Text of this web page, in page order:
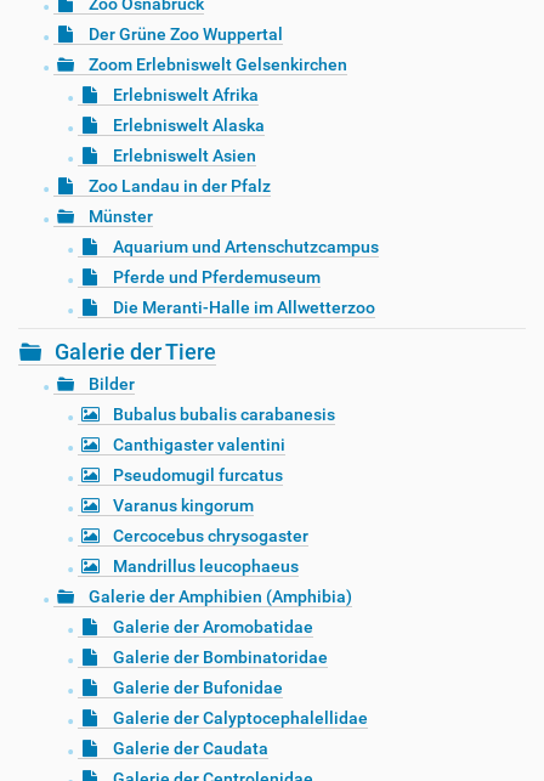
Zoo Osnabrück
Der Grüne Zoo Wuppertal
Zoom Erlebniswelt Gelsenkirchen
Erlebniswelt Afrika
Erlebniswelt Alaska
Erlebniswelt Asien
Zoo Landau in der Pfalz
Münster
Aquarium und Artenschutzcampus
Pferde und Pferdemuseum
Die Meranti-Halle im Allwetterzoo
Galerie der Tiere
Bilder
Bubalus bubalis carabanesis
Canthigaster valentini
Pseudomugil furcatus
Varanus kingorum
Cercocebus chrysogaster
Mandrillus leucophaeus
Galerie der Amphibien (Amphibia)
Galerie der Aromobatidae
Galerie der Bombinatoridae
Galerie der Bufonidae
Galerie der Calyptocephalellidae
Galerie der Caudata